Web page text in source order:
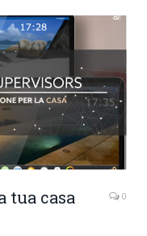
tua casa
0